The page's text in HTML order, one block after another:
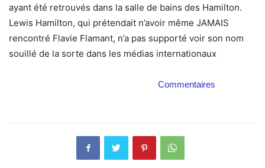
ayant été retrouvés dans la salle de bains des Hamilton.
Lewis Hamilton, qui prétendait n’avoir même JAMAIS
rencontré Flavie Flamant, n’a pas supporté voir son nom
souillé de la sorte dans les médias internationaux
Commentaires